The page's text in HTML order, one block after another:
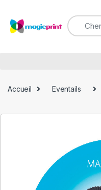
Accueil Eventails